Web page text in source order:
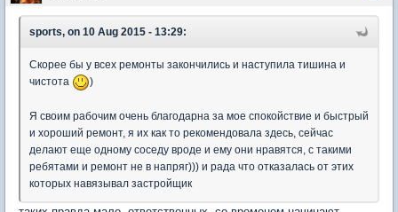
sports, on 10 Aug 2015 - 13:29:
Скорее бы у всех ремонты закончились и наступила тишина и
чистота
)
Я своим рабочим очень благодарна за мое спокойствие и быстрый
и хороший ремонт, я их как то рекомендовала здесь, сейчас
делают еще одному соседу вроде и ему они нравятся, с такими
ребятами и ремонт не в напряг))) и рада что отказалась от этих
которых навязывал застройщик